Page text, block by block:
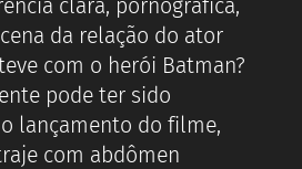
clara, pornográfica,
da relação do ator
com o herói Batman?
pode ter sido
lançamento do filme,
com abdômen